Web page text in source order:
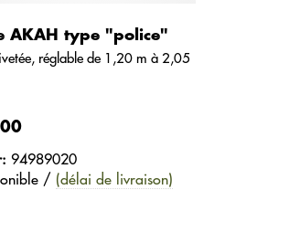
AKAH type "police"
réglable de 1,20 m à 2,05
94989020
/ (délai de livraison)